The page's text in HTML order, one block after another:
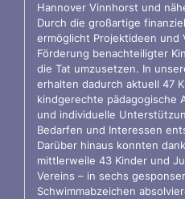
Hannover Vinnhorst und
Durch die großartige
ermöglicht Projektideen und
Förderung benachteiligter
die Tat umzusetzen. In
erhalten dadurch aktuell 47
kindgerechte pädagogische
und individuelle
Bedarfen und Interessen
Darüber hinaus konnten
mittlerweile 43 Kinder und
Vereins – in sechs
Schwimmabzeichen